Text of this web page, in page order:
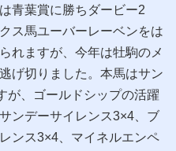
青葉賞に勝ちダービー2
ス馬ユーバーレーベンをは
れますが、今年は牡駒のメ
げ切りました。本馬はサン
が、ゴールドシップの活躍
ンデーサイレンス3×4、ブ
ンス3×4、マイネルエンペ